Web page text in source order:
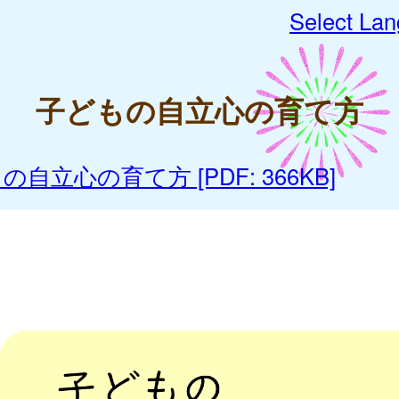
Select
子どもの自立心の育て方
自立心の育て方 [PDF: 366KB]